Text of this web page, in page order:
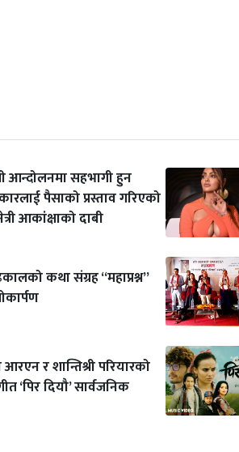
आन्दोलनमा सहभागी हुन
पैसाको प्रस्ताव गरिएको
आकांक्षाको दाबी
कथा संग्रह “महाप्रश्न”
र शान्तिश्री परियारको
‘पिर दियौ’ सार्वजनिक